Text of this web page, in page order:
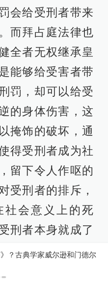
会给受刑者带来
而拜占庭法律也
全者无权继承皇
能够给受害者带
罚，却可以给受
的身体伤害，这
掩饰的破坏，通
得受刑者成为社
留下令人作呕的
受刑者的排斥，
社会意义上的死
刑者本身就成了
方面彰显了皇帝
面那可怖的伤口